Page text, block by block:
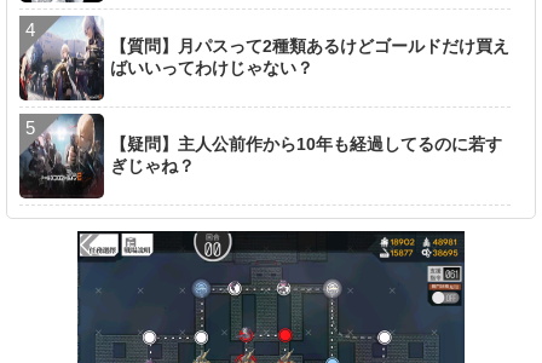
【質問】月パスって2種類あるけどゴールドだけ買え
ばいいってわけじゃない？
【疑問】主人公前作から10年も経過してるのに若す
ぎじゃね？